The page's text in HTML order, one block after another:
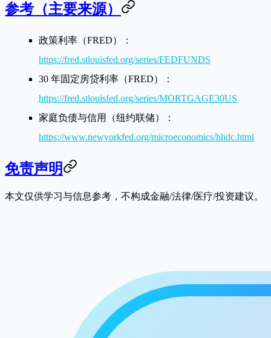
参考（主要来源）
政策利率（FRED）：
https://fred.stlouisfed.org/series/FEDFUNDS
30 年固定房贷利率（FRED）：
https://fred.stlouisfed.org/series/MORTGAGE30US
家庭负债与信用（纽约联储）：
https://www.newyorkfed.org/microeconomics/hhdc.html
免责声明
本文仅供学习与信息参考，不构成金融/法律/医疗/投资建议。